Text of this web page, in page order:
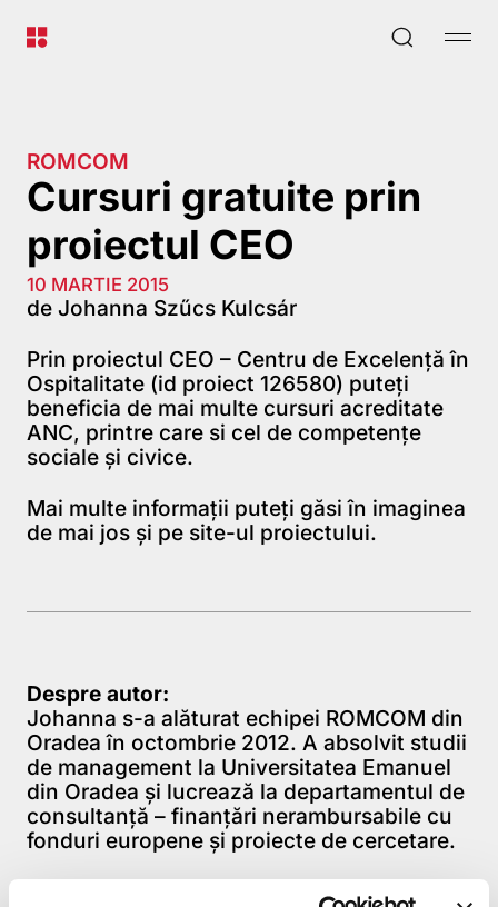
ROMCOM
Cursuri gratuite prin
proiectul CEO
10 MARTIE 2015
de Johanna Szűcs Kulcsár
Prin proiectul CEO – Centru de Excelență în
Ospitalitate (id proiect 126580) puteți
beneficia de mai multe cursuri acreditate
ANC, printre care si cel de competențe
sociale și civice.
Mai multe informații puteți găsi în imaginea
de mai jos și pe site-ul proiectului.
Despre autor:
Johanna s-a alăturat echipei ROMCOM din
Oradea în octombrie 2012. A absolvit studii
de management la Universitatea Emanuel
din Oradea şi lucrează la departamentul de
consultanţă – finanţări nerambursabile cu
fonduri europene şi proiecte de cercetare.